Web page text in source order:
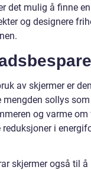
det mulig å finne
og designere
av skjermer er
sollys
og varme
i
skjermer også til